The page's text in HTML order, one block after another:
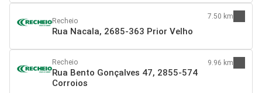
Recheio
Rua Nacala, 2685-363 Prior Velho
7.50 km
Recheio
Rua Bento Gonçalves 47, 2855-574
Corroios
9.96 km